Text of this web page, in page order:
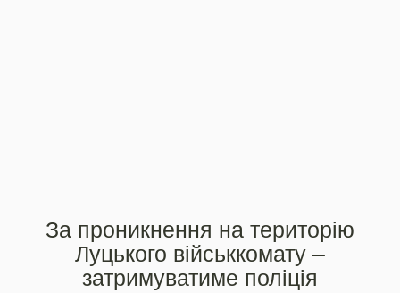
За проникнення на територію
Луцького військкомату –
затримуватиме поліція